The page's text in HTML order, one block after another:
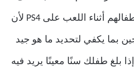
التحكم في نشاط أطفالهم أثناء اللعب على PS4 لأن
بما يكفي لتحديد ما هو جيد
بلغ طفلك سنًا معينًا يريد فيه